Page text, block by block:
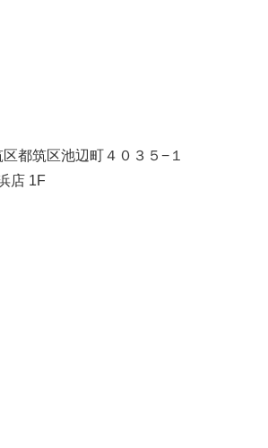
都筑区池辺町４０３５−１
店 1F